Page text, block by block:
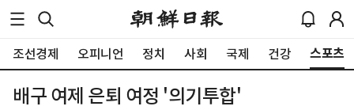
조선경제 오피니언 정치 사회 국제 건강 스포츠
배구 여제 은퇴 여정 '의기투합'